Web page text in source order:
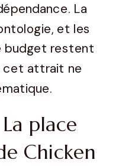
La
et les
budget restent
cet attrait ne
place
Chicken